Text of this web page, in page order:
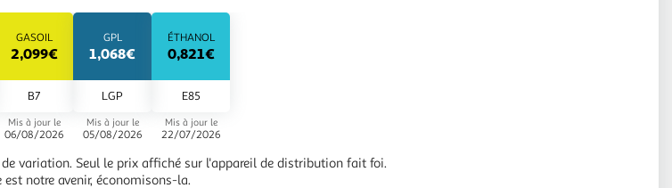
GASOIL
2,099€
B7
Mis à jour le
06/08/2026
GPL
1,068€
LGP
Mis à jour le
05/08/2026
ÉTHANOL
0,821€
E85
Mis à jour le
22/07/2026
variation. Seul le prix affiché sur l'appareil de distribution fait foi.
est notre avenir, économisons-la.